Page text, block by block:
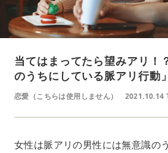
当てはまってたら望みアリ！
のうちにしている脈アリ行動」
恋愛（こちらは使用しません） 2021.10.14
女性は脈アリの男性には無意識の